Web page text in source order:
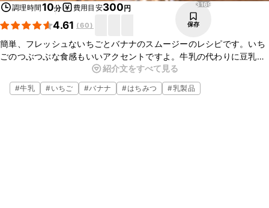
調理時間10分 費用目安300円
4.61 (60)
3169
保存
簡単、フレッシュないちごとバナナのスムージーのレシピです。いち
ごのつぶつぶな食感もいいアクセントですよ。牛乳の代わりに豆乳を
使ったり、氷を入れず、いちごとバナナを凍らせてお作りいただいて
も、美味しく仕上がります。おやつにも朝ごはんの代わりにもぴった
りです。
紹介文をすべて見る
#牛乳 #いちご #バナナ #はちみつ #乳製品